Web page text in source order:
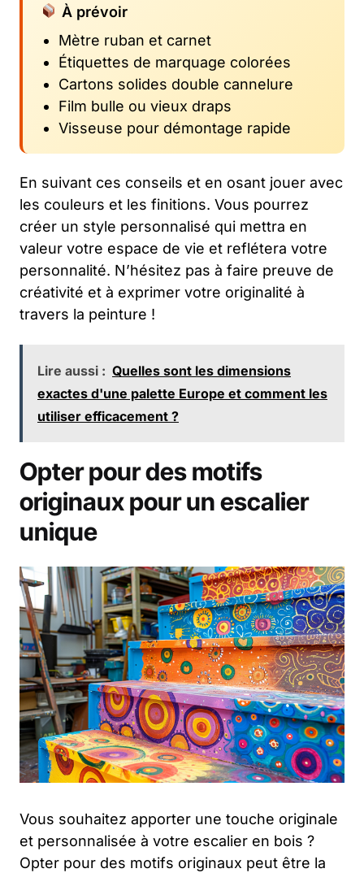
À prévoir
Mètre ruban et carnet
Étiquettes de marquage colorées
Cartons solides double cannelure
Film bulle ou vieux draps
Visseuse pour démontage rapide
En suivant ces conseils et en osant jouer avec
les couleurs et les finitions. Vous pourrez
créer un style personnalisé qui mettra en
valeur votre espace de vie et reflétera votre
personnalité. N’hésitez pas à faire preuve de
créativité et à exprimer votre originalité à
travers la peinture !
Lire aussi : Quelles sont les dimensions
exactes d'une palette Europe et comment les
utiliser efficacement ?
Opter pour des motifs
originaux pour un escalier
unique
Vous souhaitez apporter une touche originale
et personnalisée à votre escalier en bois ?
Opter pour des motifs originaux peut être la